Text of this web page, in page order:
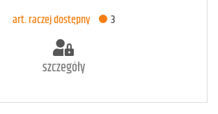
art. raczej dostępny 3
szczegóły